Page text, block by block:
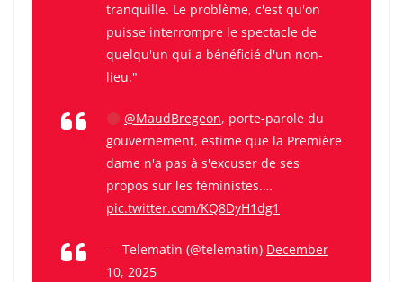
tranquille. Le problème, c'est qu'on
puisse interrompre le spectacle de
quelqu'un qui a bénéficié d'un non-
lieu."
@MaudBregeon, porte-parole du
gouvernement, estime que la Première
dame n'a pas à s'excuser de ses
propos sur les féministes.…
pic.twitter.com/KQ8DyH1dg1
— Telematin (@telematin) December
10, 2025